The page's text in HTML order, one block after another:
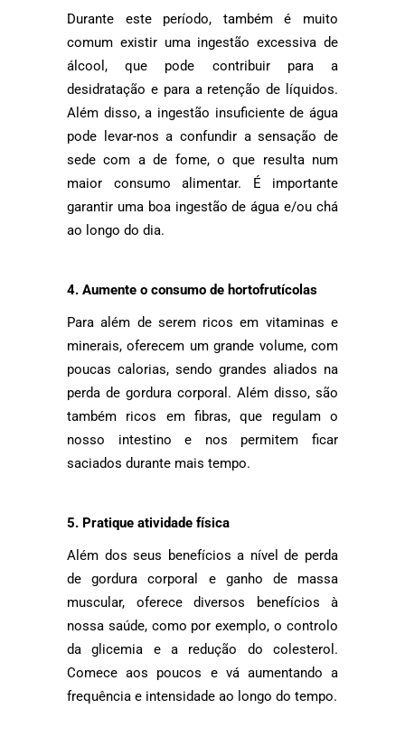
Durante este período, também é muito
comum existir uma ingestão excessiva de
álcool, que pode contribuir para a
desidratação e para a retenção de líquidos.
Além disso, a ingestão insuficiente de água
pode levar-nos a confundir a sensação de
sede com a de fome, o que resulta num
maior consumo alimentar. É importante
garantir uma boa ingestão de água e/ou chá
ao longo do dia.
4. Aumente o consumo de hortofrutícolas
Para além de serem ricos em vitaminas e
minerais, oferecem um grande volume, com
poucas calorias, sendo grandes aliados na
perda de gordura corporal. Além disso, são
também ricos em fibras, que regulam o
nosso intestino e nos permitem ficar
saciados durante mais tempo.
5. Pratique atividade física
Além dos seus benefícios a nível de perda
de gordura corporal e ganho de massa
muscular, oferece diversos benefícios à
nossa saúde, como por exemplo, o controlo
da glicemia e a redução do colesterol.
Comece aos poucos e vá aumentando a
frequência e intensidade ao longo do tempo.